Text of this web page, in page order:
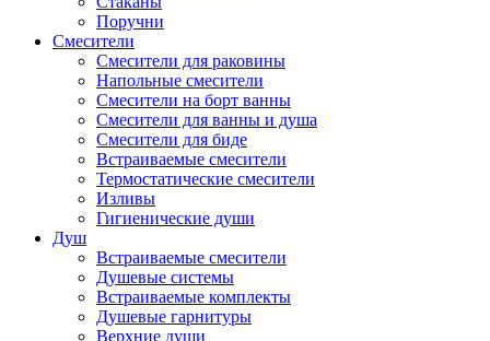
Поручни
Смесители
Смесители для раковины
Напольные смесители
Смесители на борт ванны
Смесители для ванны и душа
Смесители для биде
Встраиваемые смесители
Термостатические смесители
Изливы
Гигиенические души
Душ
Встраиваемые смесители
Душевые системы
Встраиваемые комплекты
Душевые гарнитуры
Верхние души